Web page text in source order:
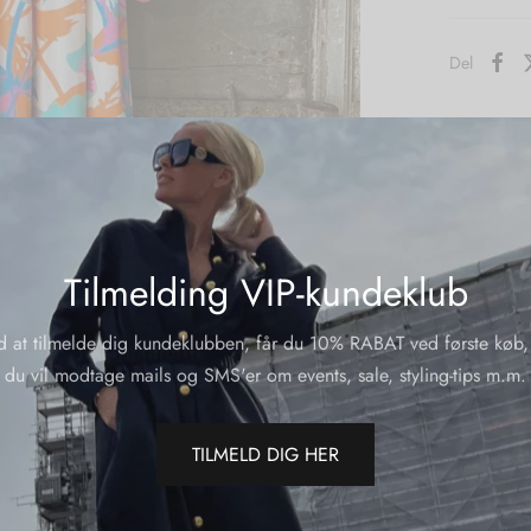
Tilmelding VIP-kundeklub
at tilmelde dig kundeklubben, får du 10% RABAT ved første
du vil modtage mails og SMS'er om events, sale, styling-tips m.m.
TILMELD DIG HER
Del